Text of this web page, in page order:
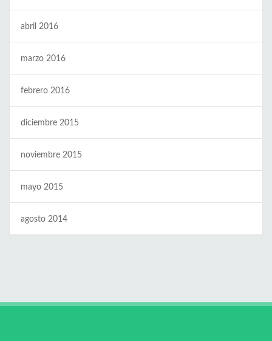
abril 2016
marzo 2016
febrero 2016
diciembre 2015
noviembre 2015
mayo 2015
agosto 2014